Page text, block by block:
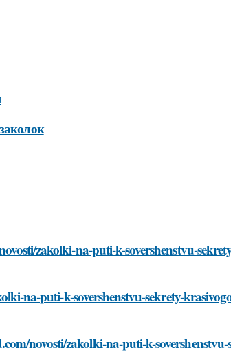
zakolki-na-puti-k-sovershenstvu-
na-puti-k-sovershenstvu-sekrety-
novosti/zakolki-na-puti-k-sovershenstvu-